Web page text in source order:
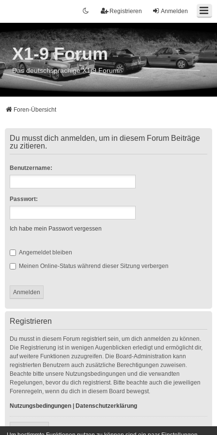
Anmelden
Registrieren
X1-9 Forum
Das deutschsprachige X1/9 Forum
Foren-Übersicht
Du musst dich anmelden, um in diesem Forum Beiträge
zu zitieren.
Benutzername:
Passwort:
Ich habe mein Passwort vergessen
Angemeldet bleiben
Meinen Online-Status während dieser Sitzung verbergen
Registrieren
Du musst in diesem Forum registriert sein, um dich anmelden zu können.
Die Registrierung ist in wenigen Augenblicken erledigt und ermöglicht dir,
auf weitere Funktionen zuzugreifen. Die Board-Administration kann
registrierten Benutzern auch zusätzliche Berechtigungen zuweisen.
Beachte bitte unsere Nutzungsbedingungen und die verwandten
Regelungen, bevor du dich registrierst. Bitte beachte auch die jeweiligen
Forenregeln, wenn du dich in diesem Board bewegst.
Nutzungsbedingungen Datenschutzerklärung